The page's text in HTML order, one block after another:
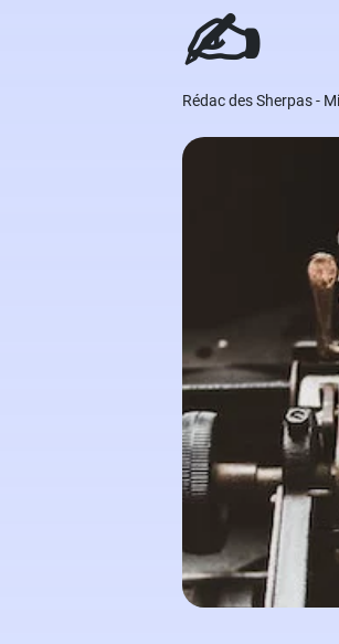
Études à l'étranger
Financement des études
Modèles de lettres de
Nos ebooks étudiants
✍️
Rédac des Sherpas -